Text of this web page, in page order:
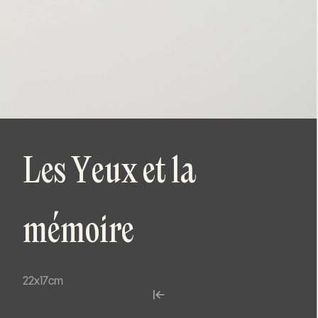
Les Yeux et la
mémoire
22x17cm